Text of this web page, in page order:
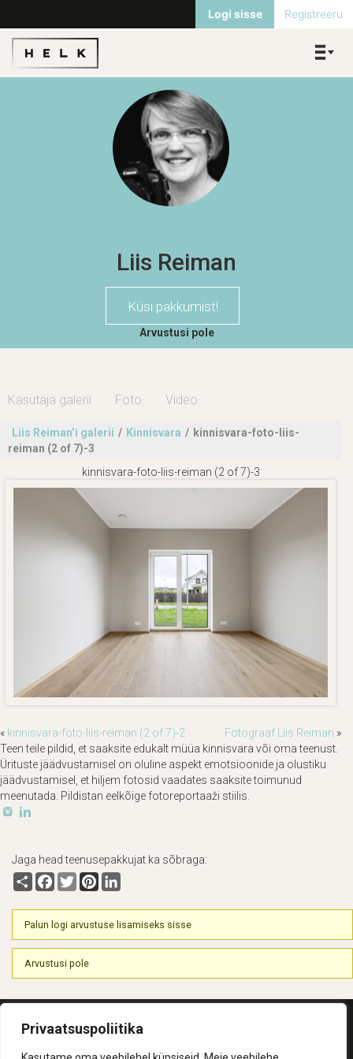
Privaatsuspoliitika
Liis Reiman
Küsi pakkumist!
Arvustusi pole
Kasutaja galerii Foto Video
Liis Reiman’i galerii / Kinnisvara / kinnisvara-foto-liis-
reiman (2 of 7)-3
kinnisvara-foto-liis-reiman (2 of 7)-3
« kinnisvara-foto-liis-reiman (2 of 7)-2 Fotograaf Liis Reiman »
Teen teile pildid, et saaksite edukalt müüa kinnisvara või oma teenust.
Ürituste jäädvustamisel on oluline aspekt emotsioonide ja olustiku
jäädvustamisel, et hiljem fotosid vaadates saaksite toimunud
meenutada. Pildistan eelkõige fotoreportaaži stiilis.
Jaga head teenusepakkujat ka sõbraga:
ShareFacebook
TwitterPinterest
Palun logi arvustuse lisamiseks sisse
Arvustusi pole
Logi sisse Registreeru